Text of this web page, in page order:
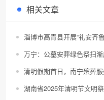
相关文章
淄博市高青县开展“礼安齐
万宁：公墓安葬绿色祭扫
清明假期首日，南宁殡葬
湖南省2025年清明节文明